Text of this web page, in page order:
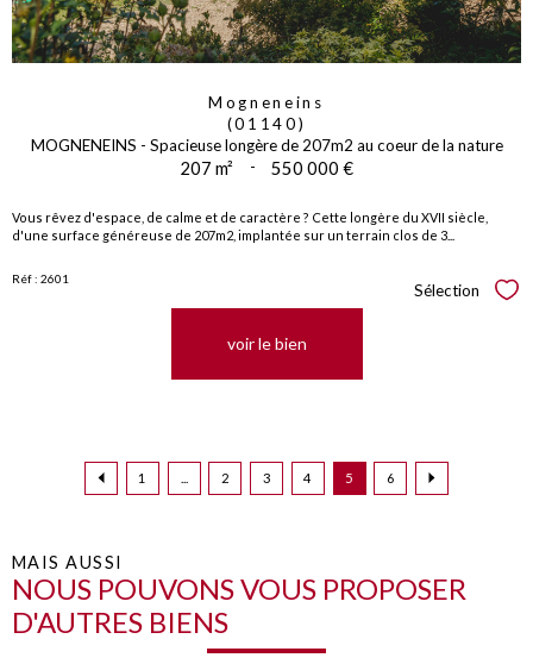
Mogneneins
(01140)
MOGNENEINS - Spacieuse longère de 207m2 au coeur de la nature
207 m² - 550 000 €
Vous rêvez d'espace, de calme et de caractère ? Cette longère du XVII siècle,
d'une surface généreuse de 207m2, implantée sur un terrain clos de 3...
Réf : 2601
Sélection
voir le bien
1 2 3 4 5 6
MAIS AUSSI
NOUS POUVONS VOUS PROPOSER
D'AUTRES BIENS